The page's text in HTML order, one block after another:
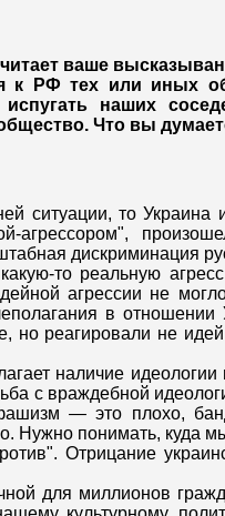
ваше
к РФ тех или иных
наших
Что вы
ситуации, то
агрессором",
дискриминация
то реальную
агрессии не
в
но реагировали не
наличие
с враждебной
фашизм — это плохо,
Нужно понимать, куда
Отрицание
для миллионов